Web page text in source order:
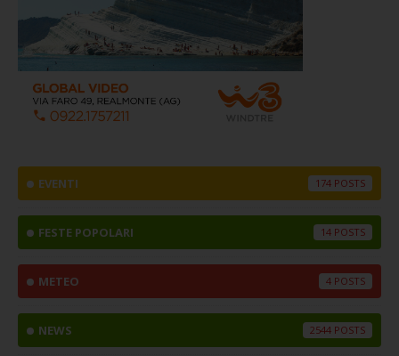
EVENTI 174
FESTE POPOLARI 14
METEO 4
NEWS 2544